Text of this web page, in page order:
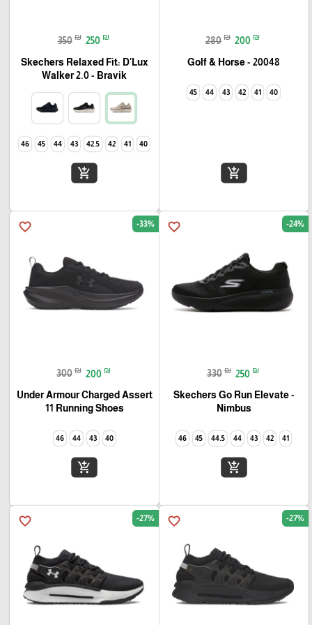
280 ₪ 200 ₪
Golf & Horse - 20048
40
41
42
43
44
45
add_shopping_cart
350 ₪ 250 ₪
Skechers Relaxed Fit: D'Lux
Walker 2.0 - Bravik
40
41
42
42.5
43
44
45
46
add_shopping_cart
favorite_border -24%
330 ₪ 250 ₪
Skechers Go Run Elevate -
Nimbus
41
42
43
44
44.5
45
46
add_shopping_cart
favorite_border -33%
300 ₪ 200 ₪
Under Armour Charged Assert
11 Running Shoes
40
43
44
46
add_shopping_cart
favorite_border -27%
favorite_border -27%